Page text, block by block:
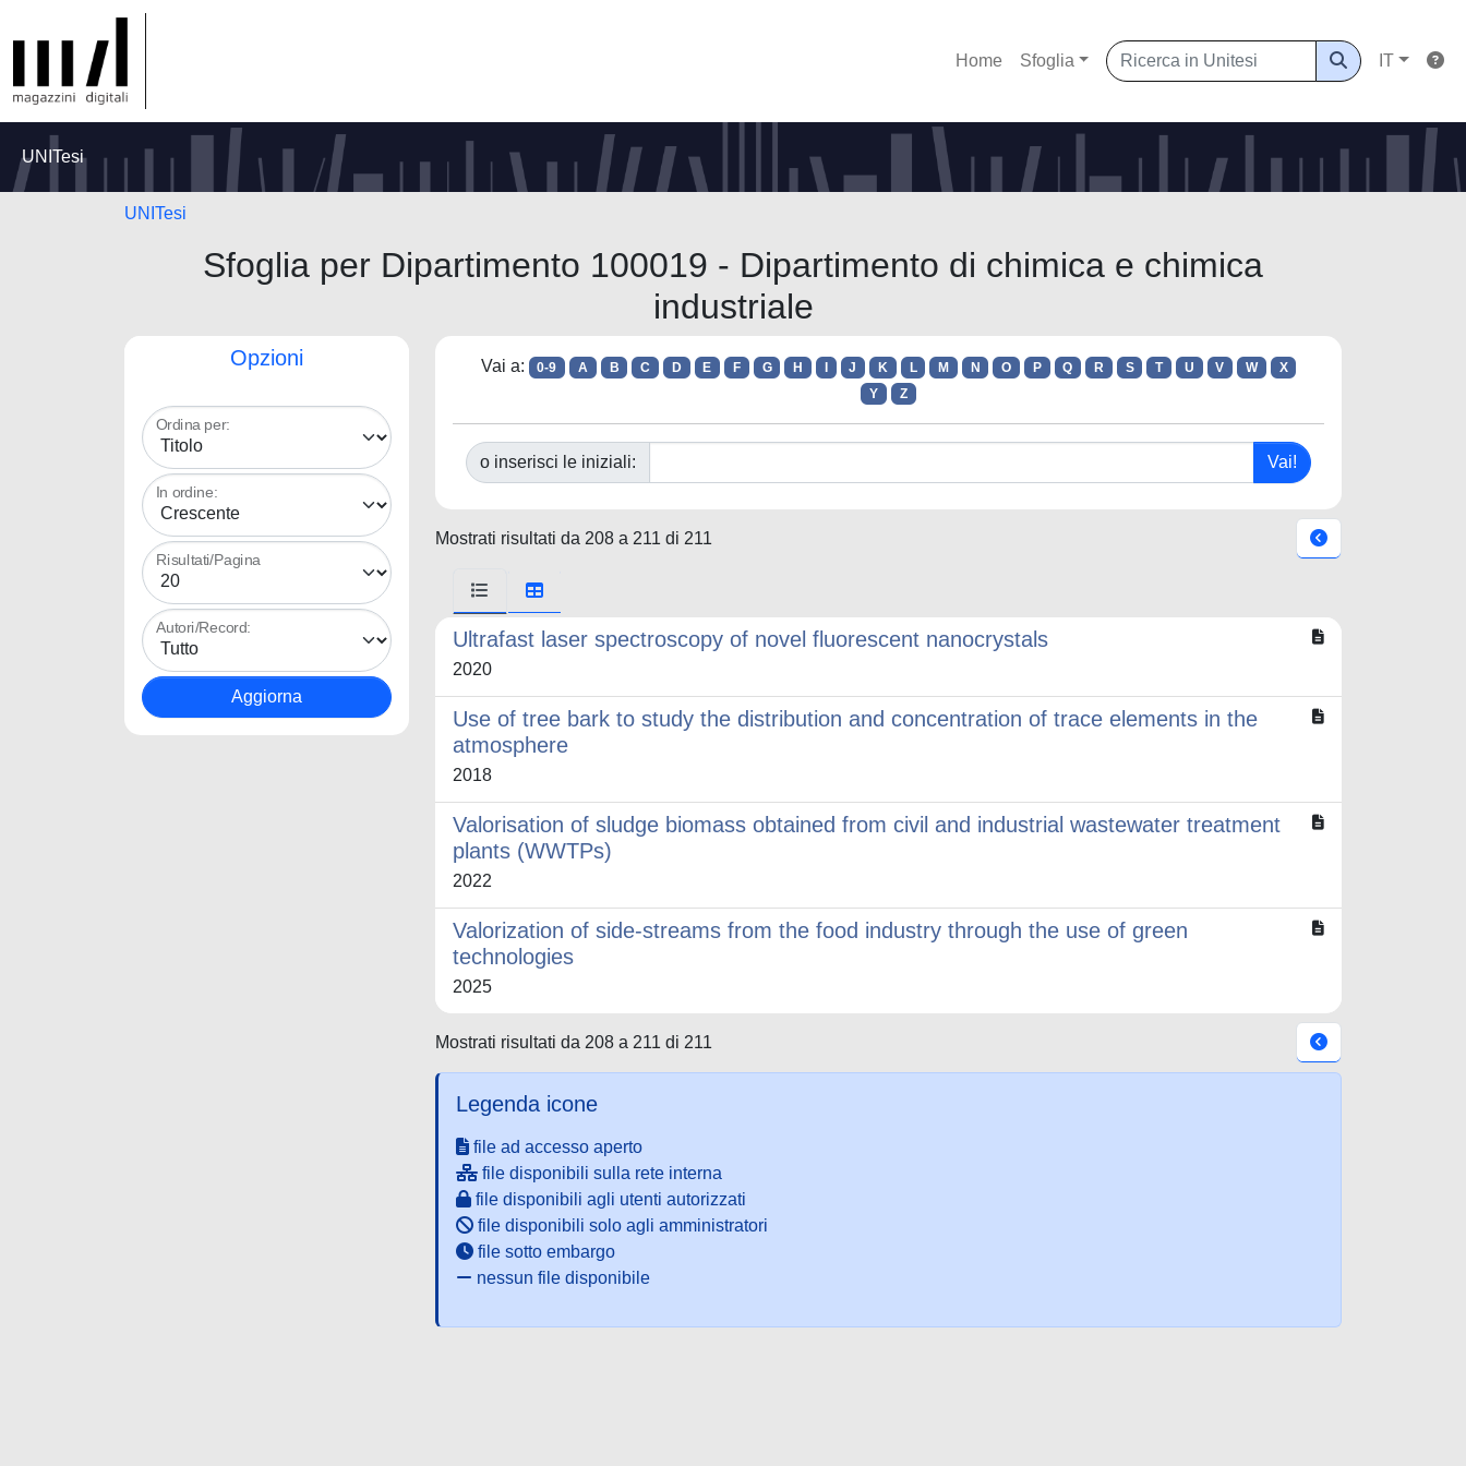
Home Sfoglia IT
UNITesi
UNITesi
Sfoglia per Dipartimento 100019 - Dipartimento di chimica e chimica
industriale
Opzioni
Ordina per:
In ordine:
Risultati/Pagina
Autori/Record:
Vai a: 0-9 A B C D E F G H J K L M N O P Q R S T U V W
X
Y
Z
o inserisci le iniziali:
Mostrati risultati da 208 a 211 di 211
Ultrafast laser spectroscopy of novel fluorescent nanocrystals
2020
Use of tree bark to study the distribution and concentration of trace elements in the
atmosphere
2018
Valorisation of sludge biomass obtained from civil and industrial wastewater treatment
plants (WWTPs)
2022
Valorization of side-streams from the food industry through the use of green
technologies
2025
Mostrati risultati da 208 a 211 di 211
Legenda icone
file ad accesso aperto
file disponibili sulla rete interna
file disponibili agli utenti autorizzati
file disponibili solo agli amministratori
file sotto embargo
nessun file disponibile